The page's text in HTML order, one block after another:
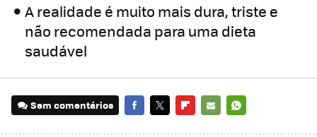
A realidade é muito mais dura, triste e
não recomendada para uma dieta
saudável
Sem comentários